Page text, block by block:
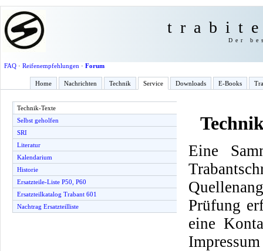
Der
FAQ· Reifenempfehlungen · Forum
Home Nachrichten Technik Service Downloads E-Books
Technik-Texte
Selbst geholfen
SRI
Literatur
Kalendarium
Historie
Ersatzteile-Liste P50, P60
Ersatzteilkatalog Trabant 601
Nachtrag Ersatzteilliste
Eine
Prüfung
eine